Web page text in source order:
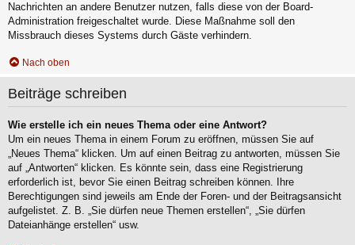
Nachrichten an andere Benutzer nutzen, falls diese von der Board-
Administration freigeschaltet wurde. Diese Maßnahme soll den
Missbrauch dieses Systems durch Gäste verhindern.
Nach oben
Beiträge schreiben
Wie erstelle ich ein neues Thema oder eine Antwort?
Um ein neues Thema in einem Forum zu eröffnen, müssen Sie auf
„Neues Thema“ klicken. Um auf einen Beitrag zu antworten, müssen Sie
auf „Antworten“ klicken. Es könnte sein, dass eine Registrierung
erforderlich ist, bevor Sie einen Beitrag schreiben können. Ihre
Berechtigungen sind jeweils am Ende der Foren- und der Beitragsansicht
aufgelistet. Z. B. „Sie dürfen neue Themen erstellen“, „Sie dürfen
Dateianhänge erstellen“ usw.